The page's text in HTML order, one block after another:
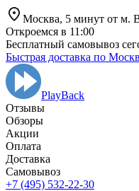
Москва, 5 минут от м.
Откроемся в 11:00
Бесплатный самовывоз
Быстрая доставка по
PlayBack
Отзывы
Обзоры
Aкции
Оплата
Доставка
Самовывоз
+7 (495) 532-22-30